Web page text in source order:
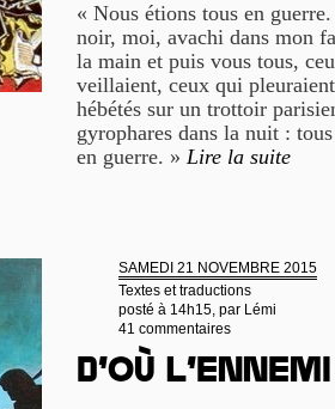
« Nous étions tous en
noir, moi, avachi dans mon
la main et puis vous tous,
veillaient, ceux qui
hébétés sur un trottoir
gyrophares dans la nuit :
en guerre. » Lire la suite
SAMEDI 21 NOVEMBRE 2015
Textes et traductions
posté à 14h15, par Lémi
41 commentaires
D’où